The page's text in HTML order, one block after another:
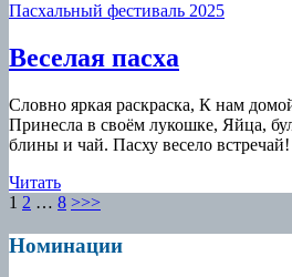
Пасхальный фестиваль 2025
Веселая пасха
Словно яркая раскраска, К нам
Принесла в своём лукошке, Яйца,
блины и чай. Пасху весело встречай!
ЧитатьЧитать
Пагинация
записей
Page
1 Page
2 … Page
8 >>>
Номинации